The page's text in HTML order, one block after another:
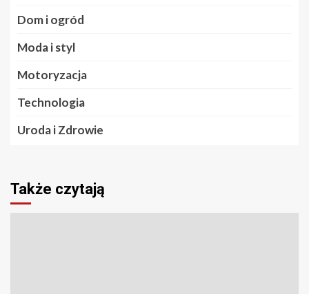
Dom i ogród
Moda i styl
Motoryzacja
Technologia
Uroda i Zdrowie
Także czytają